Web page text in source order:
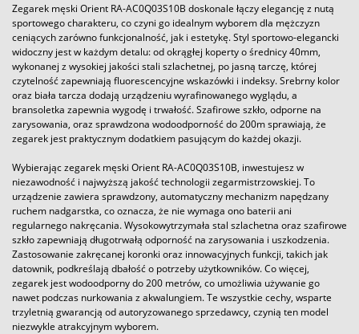
Zegarek męski Orient RA-AC0Q03S10B doskonale łączy elegancję z nutą
sportowego charakteru, co czyni go idealnym wyborem dla mężczyzn
ceniących zarówno funkcjonalność, jak i estetykę. Styl sportowo-elegancki
widoczny jest w każdym detalu: od okrągłej koperty o średnicy 40mm,
wykonanej z wysokiej jakości stali szlachetnej, po jasną tarczę, której
czytelność zapewniają fluorescencyjne wskazówki i indeksy. Srebrny kolor
oraz biała tarcza dodają urządzeniu wyrafinowanego wyglądu, a
bransoletka zapewnia wygodę i trwałość. Szafirowe szkło, odporne na
zarysowania, oraz sprawdzona wodoodporność do 200m sprawiają, że
zegarek jest praktycznym dodatkiem pasującym do każdej okazji.
Wybierając zegarek męski Orient RA-AC0Q03S10B, inwestujesz w
niezawodność i najwyższą jakość technologii zegarmistrzowskiej. To
urządzenie zawiera sprawdzony, automatyczny mechanizm napędzany
ruchem nadgarstka, co oznacza, że nie wymaga ono baterii ani
regularnego nakręcania. Wysokowytrzymała stal szlachetna oraz szafirowe
szkło zapewniają długotrwałą odporność na zarysowania i uszkodzenia.
Zastosowanie zakręcanej koronki oraz innowacyjnych funkcji, takich jak
datownik, podkreślają dbałość o potrzeby użytkowników. Co więcej,
zegarek jest wodoodporny do 200 metrów, co umożliwia używanie go
nawet podczas nurkowania z akwalungiem. Te wszystkie cechy, wsparte
trzyletnią gwarancją od autoryzowanego sprzedawcy, czynią ten model
niezwykle atrakcyjnym wyborem.